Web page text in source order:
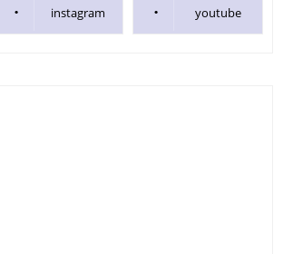
instagram youtube